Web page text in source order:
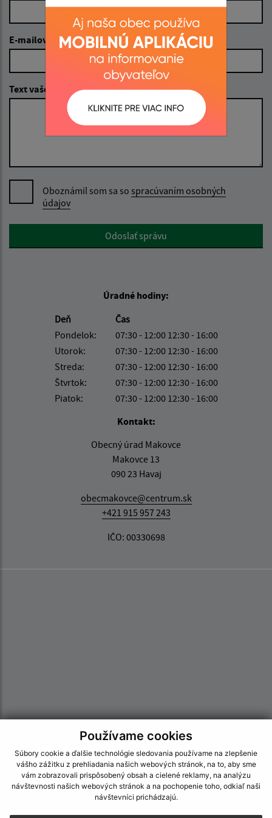
Používame cookies
Súbory cookie a ďalšie technológie sledovania používame na zlepšenie
vášho zážitku z prehliadania našich webových stránok, na to, aby sme
vám zobrazovali prispôsobený obsah a cielené reklamy, na analýzu
návštevnosti našich webových stránok a na pochopenie toho, odkiaľ naši
návštevníci prichádzajú.
E-mailová adresa (povinné)
Text vašej správy (povinné)
Oboznámil som sa so spracúvaním osobných
údajov
Google reCaptcha ResponseOdoslať správu
Úradné hodiny:
Deň
Čas
Pondelok:
07:30 - 12:00 12:30 - 16:00
Utorok:
07:30 - 12:00 12:30 - 16:00
Streda:
07:30 - 12:00 12:30 - 16:00
Štvrtok:
07:30 - 12:00 12:30 - 16:00
Piatok:
07:30 - 12:00 12:30 - 16:00
Kontakt:
Obecný úrad Makovce
Makovce 13
090 23 Havaj
obecmakovce@centrum.sk
+421 915 957 243
IČO: 00330698
Informácie o stránke:
Vyhlásenie o prístupnosti
Autorské práva